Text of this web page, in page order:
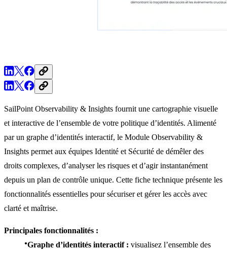
SailPoint Observability & Insights fournit une cartographie visuelle
et interactive de l’ensemble de votre politique d’identités. Alimenté
par un graphe d’identités interactif, le Module Observability &
Insights permet aux équipes Identité et Sécurité de démêler des
droits complexes, d’analyser les risques et d’agir instantanément
depuis un plan de contrôle unique. Cette fiche technique présente les
fonctionnalités essentielles pour sécuriser et gérer les accès avec
clarté et maîtrise.
Principales fonctionnalités :
Graphe d’identités interactif : visualisez l’ensemble des